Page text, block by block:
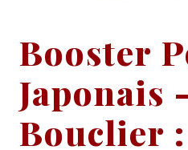
Booster
Japonais
Bouclier :